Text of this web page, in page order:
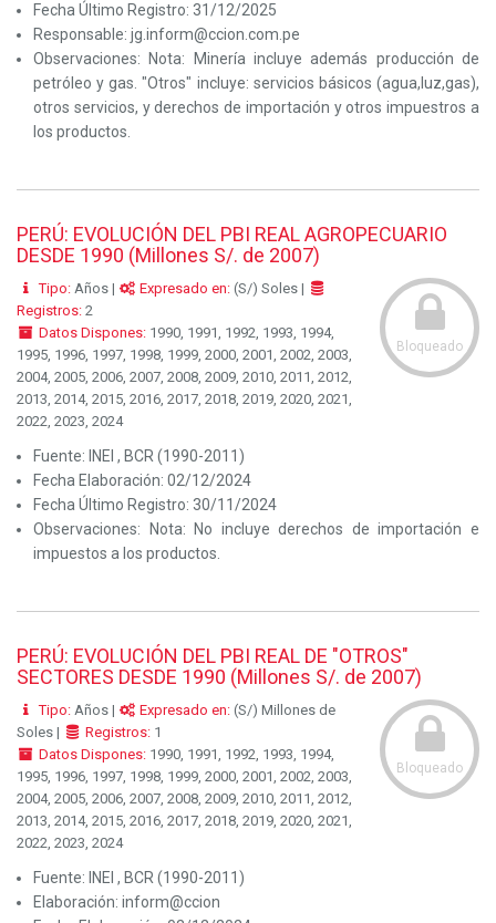
Fecha Último Registro: 31/12/2025
Responsable: jg.inform@ccion.com.pe
Observaciones: Nota: Minería incluye además producción de
petróleo y gas. "Otros" incluye: servicios básicos (agua,luz,gas),
otros servicios, y derechos de importación y otros impuestros a
los productos.
PERÚ: EVOLUCIÓN DEL PBI REAL AGROPECUARIO
DESDE 1990 (Millones S/. de 2007)
Bloqueado
Tipo:Años | Expresado en: (S/) Soles |
Registros: 2
Datos Dispones:1990, 1991, 1992, 1993, 1994,
1995, 1996, 1997, 1998, 1999, 2000, 2001, 2002, 2003,
2004, 2005, 2006, 2007, 2008, 2009, 2010, 2011, 2012,
2013, 2014, 2015, 2016, 2017, 2018, 2019, 2020, 2021,
2022, 2023, 2024
Fuente: INEI , BCR (1990-2011)
Fecha Elaboración: 02/12/2024
Fecha Último Registro: 30/11/2024
Observaciones: Nota: No incluye derechos de importación e
impuestos a los productos.
PERÚ: EVOLUCIÓN DEL PBI REAL DE "OTROS"
SECTORES DESDE 1990 (Millones S/. de 2007)
Bloqueado
Tipo:Años | Expresado en: (S/) Millones de
Soles |
Registros:1
Datos Dispones:1990, 1991, 1992, 1993, 1994,
1995, 1996, 1997, 1998, 1999, 2000, 2001, 2002, 2003,
2004, 2005, 2006, 2007, 2008, 2009, 2010, 2011, 2012,
2013, 2014, 2015, 2016, 2017, 2018, 2019, 2020, 2021,
2022, 2023, 2024
Fuente: INEI , BCR (1990-2011)
Elaboración: inform@ccion